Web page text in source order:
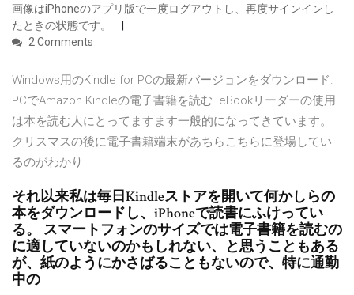
画像はiPhoneのアプリ版で一度ログアウトし、再度サインインし
たときの状態です。
2 Comments
Windows用のKindle for PCの最新バージョンをダウンロード.
PCでAmazon Kindleの電子書籍を読む. eBookリーダーの使用
は本を読む人にとってますます一般的になってきています。
クリスマスの後に電子書籍端末があちらこちらに登場してい
るのがわかり
それ以来私は毎日Kindleストアを開いて何かしらの
本をダウンロードし、iPhoneで読書にふけってい
る。 スマートフォンのサイズでは電子書籍を読むの
に適していないのかもしれない、と思うこともある
が、紙のようにかさばることもないので、特に通勤
中の